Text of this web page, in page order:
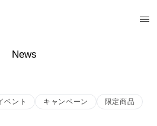
News
ベント キャンペーン
限定商品